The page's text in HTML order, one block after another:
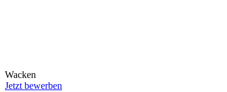
Wacken
Jetzt bewerben